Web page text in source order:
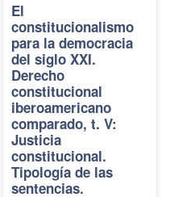
El
constitucionalismo
para la democracia
del siglo XXI.
Derecho
constitucional
iberoamericano
comparado, t. V:
Justicia
constitucional.
Tipología de las
sentencias.